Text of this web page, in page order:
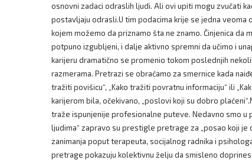
osnovni zadaci odraslih ljudi. Ali ovi upiti mogu zvučati
postavljaju odrasli.U tim podacima krije se jedna veoma
kojem možemo da priznamo šta ne znamo. Činjenica da
potpuno izgubljeni, i dalje aktivno spremni da učimo i
karijeru dramatično se promenio tokom poslednjih
razmerama. Pretrazi se obraćamo za smernice kada
tražiti povišicu“, „Kako tražiti povratnu informaciju“ ili
karijerom bila, očekivano, „poslovi koji su dobro
traže ispunjenije profesionalne puteve. Nedavno smo u
ljudima“ zapravo su prestigle pretrage za „posao koji
zanimanja poput terapeuta, socijalnog radnika i
pretrage pokazuju kolektivnu želju da smisleno